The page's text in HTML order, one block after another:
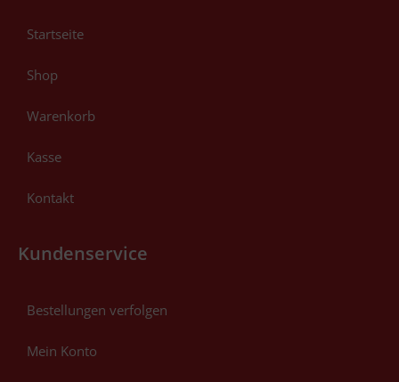
Startseite
Shop
Warenkorb
Kasse
Kontakt
Kundenservice
Bestellungen verfolgen
Mein Konto